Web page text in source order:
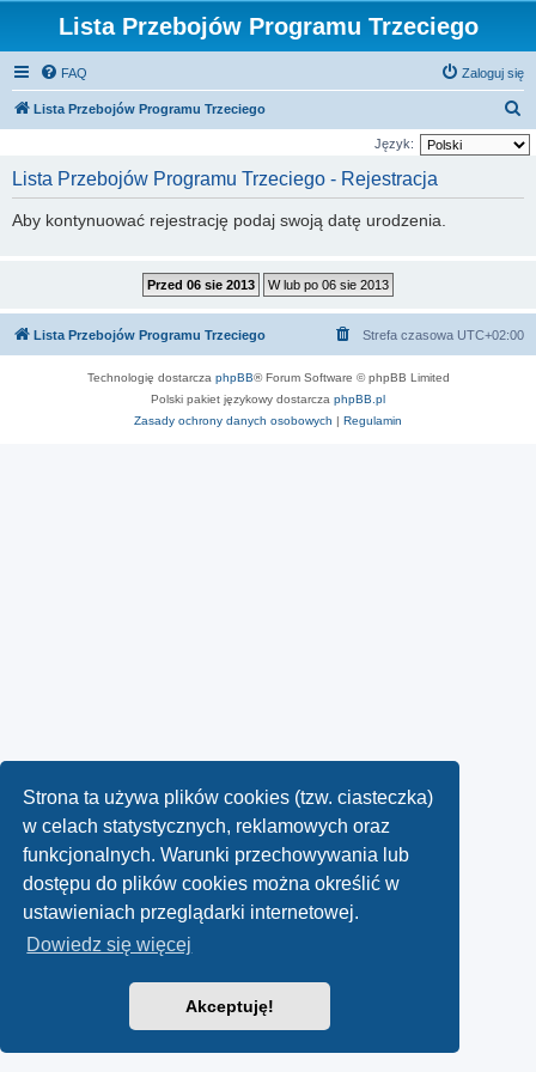
Strona ta używa plików cookies (tzw. ciasteczka)
w celach statystycznych, reklamowych oraz
funkcjonalnych. Warunki przechowywania lub
dostępu do plików cookies można określić w
ustawieniach przeglądarki internetowej.
Dowiedz się więcej
Akceptuję!
Lista Przebojów Programu Trzeciego
FAQ Zaloguj się
Lista Przebojów Programu Trzeciego
z
Język:
Lista Przebojów Programu Trzeciego - Rejestracja
Aby kontynuować rejestrację podaj swoją datę urodzenia.
Lista Przebojów Programu Trzeciego Strefa czasowa UTC+02:00
Technologię dostarcza phpBB® Forum Software © phpBB Limited
Polski pakiet językowy dostarcza phpBB.pl
Zasady ochrony danych osobowych
Regulamin